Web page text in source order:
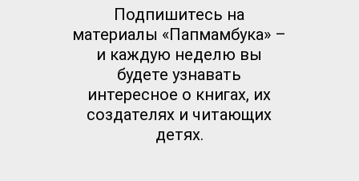
Подпишитесь на
материалы «Папмамбука» –
и каждую неделю вы
будете узнавать
интересное о книгах, их
создателях и читающих
детях.